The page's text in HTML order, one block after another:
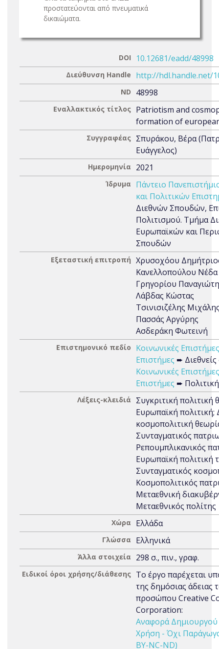
προστατεύονται από πνευματικά
δικαιώματα.
DOI 10.12681/eadd/48998
Διεύθυνση Handle http://hdl.handle.net/
ND 48998
Εναλλακτικός τίτλος Patriotism and
formation of
Συγγραφέας Σπυράκου, Βέρα
Ευάγγελος)
Ημερομηνία 2021
Ίδρυμα
Πάντειο
και Πολιτικών
Διεθνών Σπουδών,
Πολιτισμού. Τμήμα
Ευρωπαϊκών και
Σπουδών
Εξεταστική επιτροπή Χρυσοχόου
Κανελλοπούλου Νέδα
Γρηγορίου
Λάβδας Κώστας
Τσινισιζέλης
Πασσάς Αργύρης
Ασδεράκη Φωτεινή
Επιστημονικό πεδίο
Κοινωνικές Επιστήμες
Επιστήμες ➨
Κοινωνικές Επιστήμες
Επιστήμες ➨
Λέξεις-κλειδιά
Συγκριτική πολιτική
Ευρωπαϊκή πολιτική;
κοσμοπολιτική
Συνταγματικός
Ρεπουμπλικανικός
Ευρωπαϊκή πολιτική
Συνταγματικός
Κοσμοπολιτικός
Μεταεθνική
Μεταεθνικός πολίτης
Χώρα Ελλάδα
Γλώσσα Ελληνικά
Άλλα στοιχεία 298 σ., πιν., γραφ.
Ειδικοί όροι χρήσης/διάθεσης Το έργο παρέχεται
της δημόσιας άδειας
προσώπου Creative
Corporation:
Αναφορά
Χρήση - Όχι
BY-NC-ND)